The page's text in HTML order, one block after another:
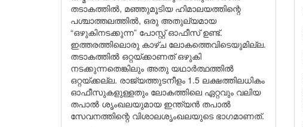
തടാകത്തിൽ, മഞ്ഞുമൂടിയ ഹിമാലയത്തിന്റെ
പശ്ചാത്തലത്തിൽ, ഒരു അതുല്യമായ
“ഒഴുകിനടക്കുന്ന” പോസ്റ്റ് ഓഫീസ് ഉണ്ട്.
ഇത്തരത്തിലൊരു കാഴ്ച ലോകത്തെവിടെയുമില്ല.
തടാകത്തിൽ ഒറ്റയ്ക്കാണത് ഒഴുകി
നടക്കുന്നതെങ്കിലും അതു യഥാർത്ഥത്തിൽ
ഒറ്റയ്ക്കല്ല. രാജ്യത്തുടനീളം 1.5 ലക്ഷത്തിലധികം
ഓഫീസുകളുള്ളതും ലോകത്തിലെ ഏറ്റവും വലിയ
തപാൽ ശൃംഖലയുമായ ഇന്ത്യൻ തപാൽ
സേവനത്തിന്റെ വിശാലശൃംഖലയുടെ ഭാഗമാണത്.